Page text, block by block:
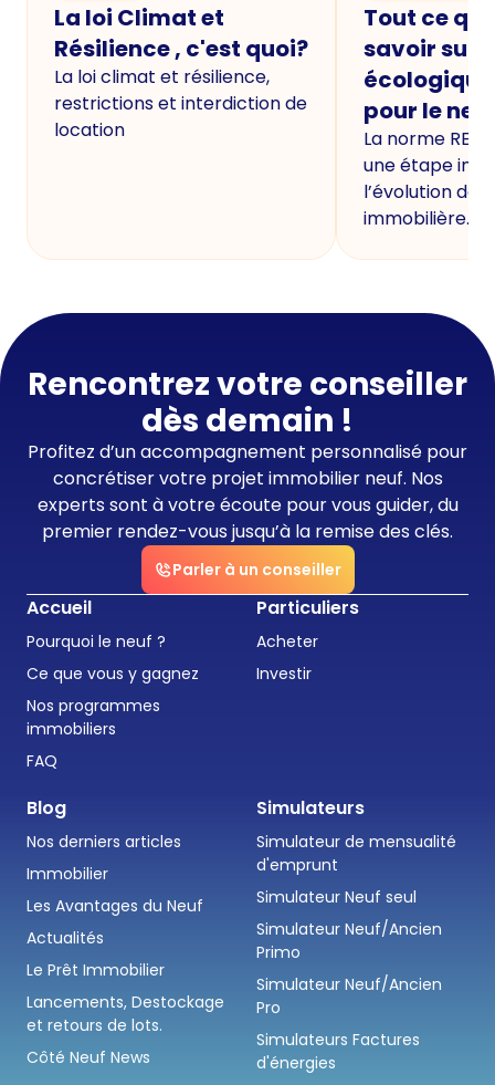
La loi Climat et
Résilience , c'est quoi?
La loi climat et résilience,
restrictions et interdiction de
location
Tout ce
savoir sur
écologique
pour le
La norme
une étape
l’évolution de
immobilière.
Rencontrez votre conseiller
dès demain !
Profitez d’un accompagnement personnalisé pour
concrétiser votre projet immobilier neuf. Nos
experts sont à votre écoute pour vous guider, du
premier rendez-vous jusqu’à la remise des clés.
Parler à un conseiller
Accueil
Pourquoi le neuf ?
Ce que vous y gagnez
Nos programmes
immobiliers
FAQ
Particuliers
Acheter
Investir
Blog
Nos derniers articles
Immobilier
Les Avantages du Neuf
Actualités
Le Prêt Immobilier
Lancements, Destockage
et retours de lots.
Côté Neuf News
Simulateurs
Simulateur de mensualité
d'emprunt
Simulateur Neuf seul
Simulateur Neuf/Ancien
Primo
Simulateur Neuf/Ancien
Pro
Simulateurs Factures
d'énergies